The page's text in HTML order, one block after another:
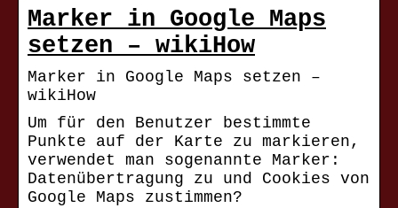
Marker in Google Maps
setzen – wikiHow
Marker in Google Maps setzen –
wikiHow
Um für den Benutzer bestimmte
Punkte auf der Karte zu markieren,
verwendet man sogenannte Marker:
Datenübertragung zu und Cookies von
Google Maps zustimmen?